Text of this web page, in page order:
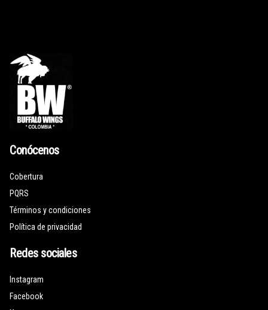
Conócenos
Cobertura
PQRS
Términos y condiciones
Política de privacidad
Redes sociales
Instagram
Facebook